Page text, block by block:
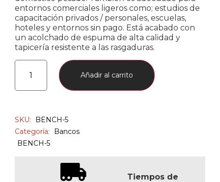
entornos comerciales ligeros como; estudios de
capacitación privados / personales, escuelas,
hoteles y entornos sin pago. Está acabado con
un acolchado de espuma de alta calidad y
tapicería resistente a las rasgaduras.
Añadir al carrito
SKU:
BENCH-5
Categoría:
Bancos
BENCH-5
Tiempos de